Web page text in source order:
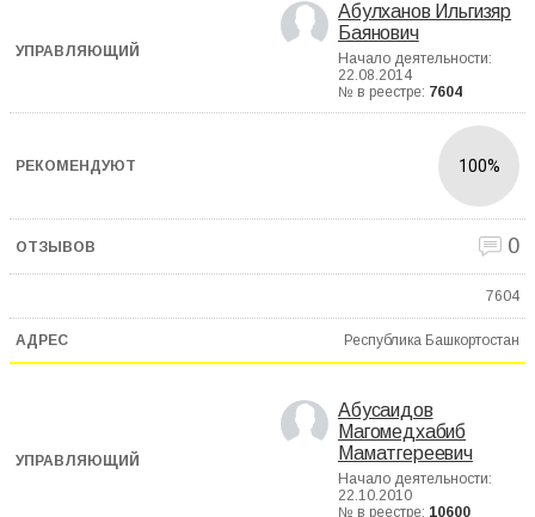
Абулханов Ильгизяр
Баянович
Начало деятельности:
22.08.2014
№ в реестре: 7604
100%
0
7604
Республика Башкортостан
Абусаидов
Магомедхабиб
Маматгереевич
Начало деятельности:
22.10.2010
№ в реестре: 10600